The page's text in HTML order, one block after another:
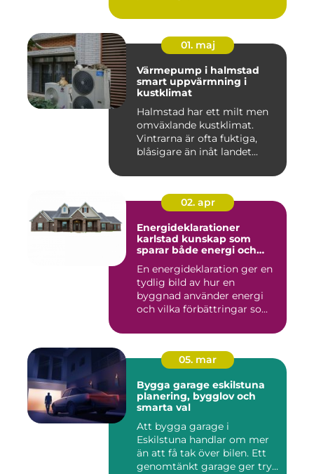
01. maj
Värmepump i halmstad
smart uppvärmning i
kustklimat
Halmstad har ett milt men
omväxlande kustklimat.
Vintrarna är ofta fuktiga,
blåsigare än inåt landet...
02. apr
Energideklarationer
karlstad kunskap som
sparar både energi och
En energideklaration ger en
tydlig bild av hur en
byggnad använder energi
och vilka förbättringar so...
05. mar
Bygga garage eskilstuna
planering, bygglov och
smarta val
Att bygga garage i
Eskilstuna handlar om mer
än att få tak över bilen. Ett
genomtänkt garage ger try...